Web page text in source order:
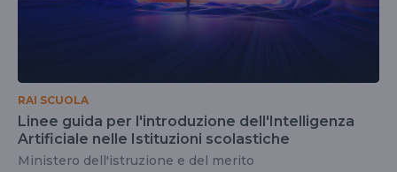
RAI SCUOLA
Linee guida per l'introduzione dell'Intelligenza
Artificiale nelle Istituzioni scolastiche
Ministero dell'istruzione e del merito